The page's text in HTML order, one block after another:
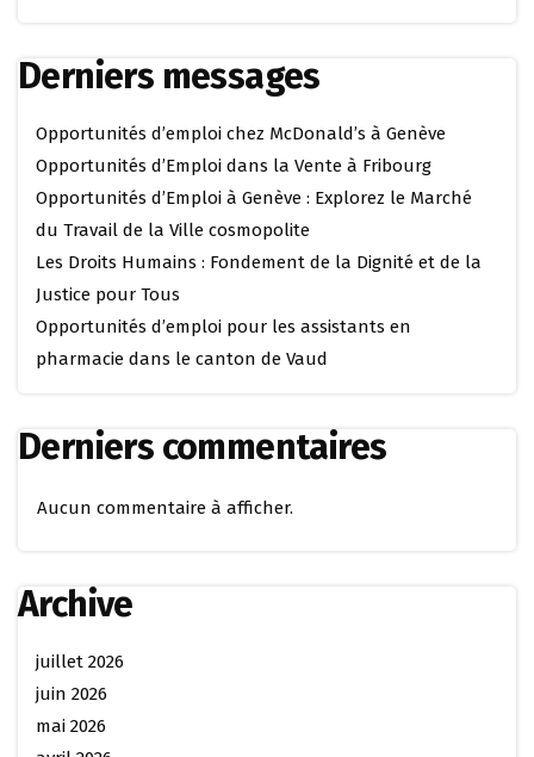
Derniers messages
Opportunités d’emploi chez McDonald’s à Genève
Opportunités d’Emploi dans la Vente à Fribourg
Opportunités d’Emploi à Genève : Explorez le Marché
du Travail de la Ville cosmopolite
Les Droits Humains : Fondement de la Dignité et de la
Justice pour Tous
Opportunités d’emploi pour les assistants en
pharmacie dans le canton de Vaud
Derniers commentaires
Aucun commentaire à afficher.
Archive
juillet 2026
juin 2026
mai 2026